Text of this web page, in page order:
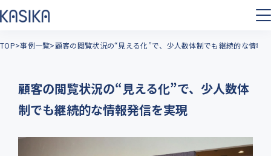
TOP 事例一覧 顧客の閲覧状況の“見える化”で、少人数体制でも継続的な情報
顧客の閲覧状況の“見える化”で、少人数体
制でも継続的な情報発信を実現